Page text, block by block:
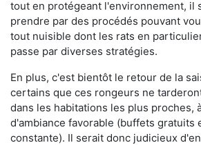
tout en protégeant l'environnement, il
prendre par des procédés pouvant
tout nuisible dont les rats en
passe par diverses stratégies.
En plus, c'est bientôt le retour de la
certains que ces rongeurs ne
dans les habitations les plus proches,
d'ambiance favorable (buffets gratuits
constante). Il serait donc judicieux